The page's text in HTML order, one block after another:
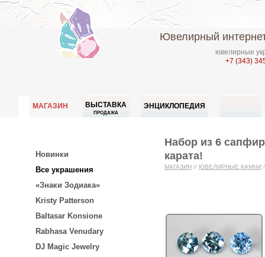
Ювелирный
ювелирные
+7 (343)
МАГАЗИН ВЫСТАВКА
ПРОДАЖА
ЭНЦИКЛОПЕДИЯ
Новинки
Все украшения
«Знаки Зодиака»
Kristy Patterson
Baltasar Konsione
Rabhasa Venudary
DJ Magic Jewelry
Набор из 6
карата!
МАГАЗИН // ЮВЕЛИРНЫЕ КАМНИ